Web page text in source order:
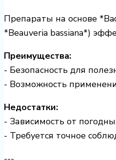
Препараты на основе
*Beauveria bassiana*)
Преимущества:
- Безопасность для
- Возможность
Недостатки:
- Зависимость от
- Требуется точное